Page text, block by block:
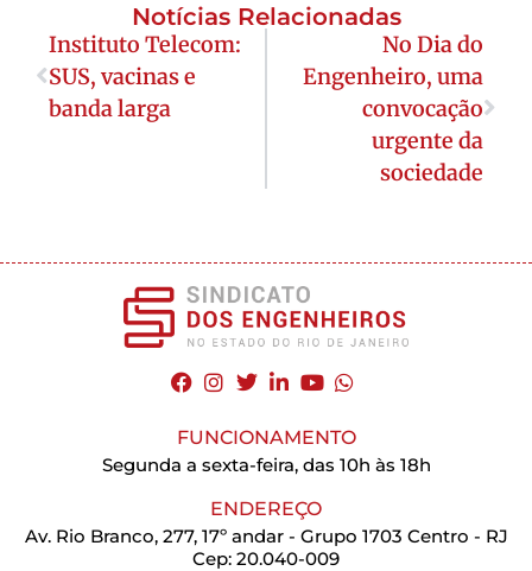
Notícias Relacionadas
Instituto Telecom:
SUS, vacinas e
banda larga
No Dia do
Engenheiro, uma
convocação
urgente da
sociedade
FUNCIONAMENTO
Segunda a sexta-feira, das 10h às 18h
ENDEREÇO
Av. Rio Branco, 277, 17º andar - Grupo 1703 Centro - RJ
Cep: 20.040-009